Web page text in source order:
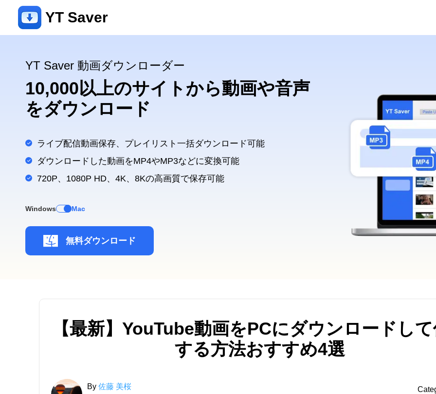
YT Saver
YT Saver 動画ダウンローダー
10,000以上のサイトから動画や音声
をダウンロード
ライブ配信動画保存、プレイリスト一括ダウンロード可能
ダウンロードした動画をMP4やMP3などに変換可能
720P、1080P HD、4K、8Kの高画質で保存可能
Windows Mac
無料ダウンロード
【最新】YouTube動画をPCにダウンロードし
する方法おすすめ4選
By 佐藤 美桜